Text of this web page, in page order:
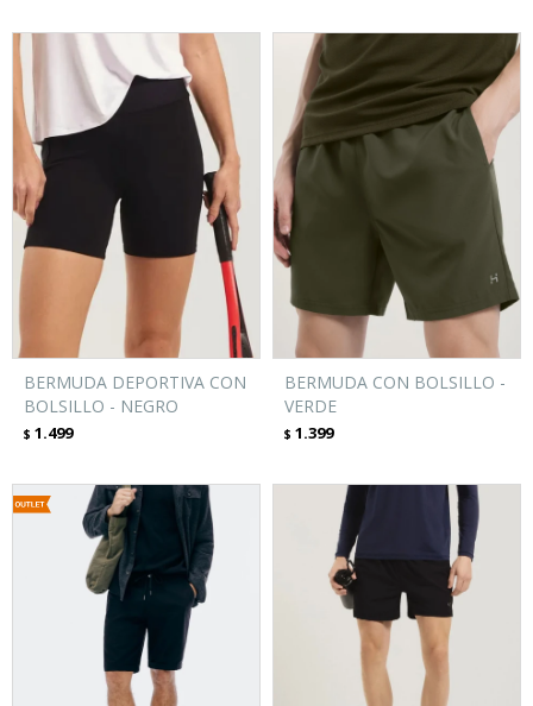
BERMUDA DEPORTIVA CON
BOLSILLO - NEGRO
$ 1.499
BERMUDA CON BOLSILLO -
VERDE
$ 1.399